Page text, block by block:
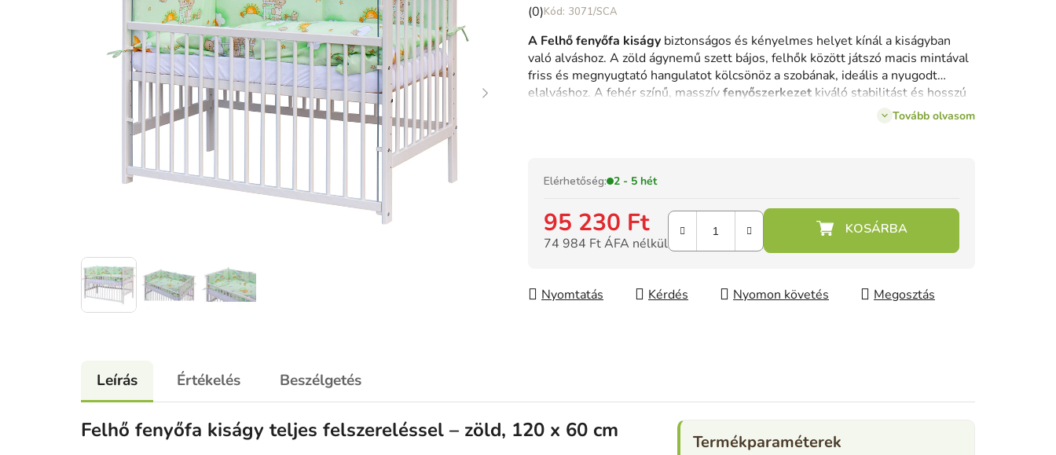
A
átlagos
értékelése
5-
ből
(0) 3071/SCA
A Felhő fenyőfa kiságy biztonságos és kényelmes helyet kínál a kiságyban
való alváshoz. A zöld ágynemű szett bájos, felhők között játszó macis mintával
friss és megnyugtató hangulatot kölcsönöz a szobának, ideális a nyugodt
elalváshoz. A fehér színű, masszívfenyőszerkezet kiváló stabilitást és hosszú
, így könnyedén
praktikumot, stílust és maximális kényelmet keresik egy kiságyban.
Tovább olvasom
Elérhetőség: 2 - 5 hét
95 230 Ft
74 984 Ft ÁFA nélkül
Nyomtatás
Kérdés Nyomon követés Megosztás
Leírás Értékelés Beszélgetés
Felhő fenyőfa kiságy teljes felszereléssel – zöld, 120 x 60 cm